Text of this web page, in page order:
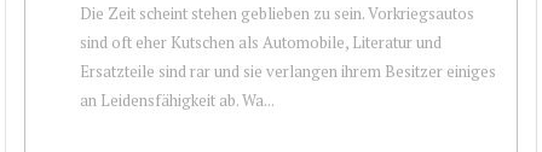
Die Zeit scheint stehen geblieben zu sein. Vorkriegsautos
sind oft eher Kutschen als Automobile, Literatur und
Ersatzteile sind rar und sie verlangen ihrem Besitzer einiges
an Leidensfähigkeit ab. Wa...